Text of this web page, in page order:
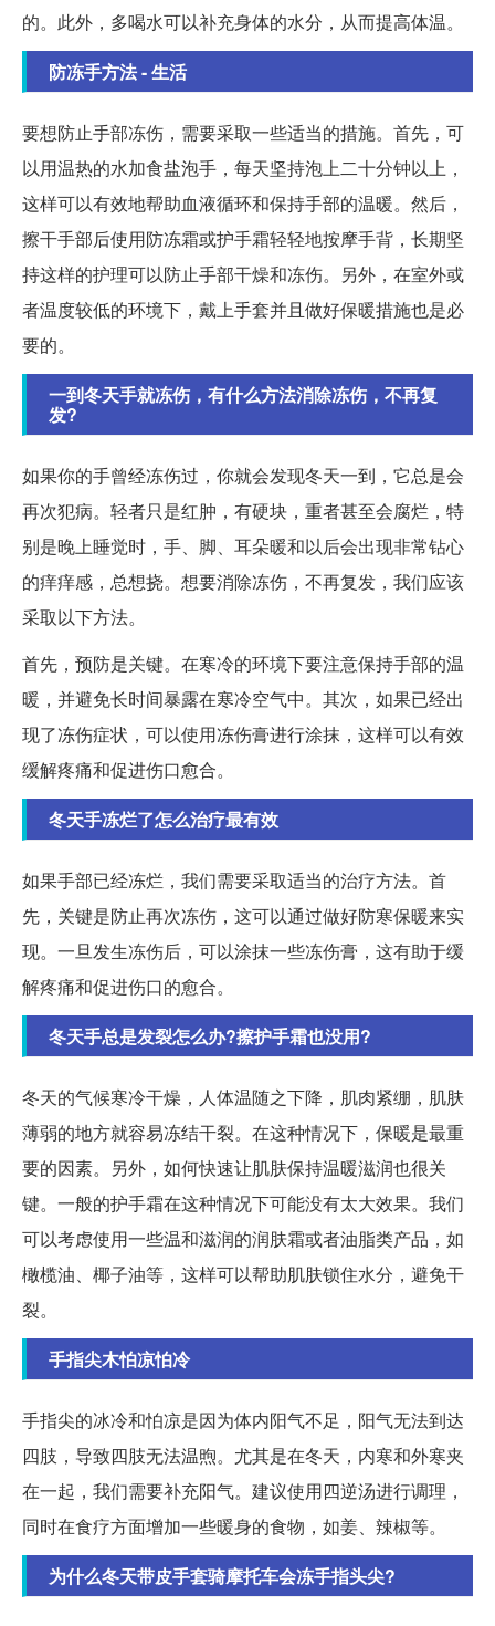
的。此外，多喝水可以补充身体的水分，从而提高体温。
防冻手方法 - 生活
要想防止手部冻伤，需要采取一些适当的措施。首先，可
以用温热的水加食盐泡手，每天坚持泡上二十分钟以上，
这样可以有效地帮助血液循环和保持手部的温暖。然后，
擦干手部后使用防冻霜或护手霜轻轻地按摩手背，长期坚
持这样的护理可以防止手部干燥和冻伤。另外，在室外或
者温度较低的环境下，戴上手套并且做好保暖措施也是必
要的。
一到冬天手就冻伤，有什么方法消除冻伤，不再复
发?
如果你的手曾经冻伤过，你就会发现冬天一到，它总是会
再次犯病。轻者只是红肿，有硬块，重者甚至会腐烂，特
别是晚上睡觉时，手、脚、耳朵暖和以后会出现非常钻心
的痒痒感，总想挠。想要消除冻伤，不再复发，我们应该
采取以下方法。
首先，预防是关键。在寒冷的环境下要注意保持手部的温
暖，并避免长时间暴露在寒冷空气中。其次，如果已经出
现了冻伤症状，可以使用冻伤膏进行涂抹，这样可以有效
缓解疼痛和促进伤口愈合。
冬天手冻烂了怎么治疗最有效
如果手部已经冻烂，我们需要采取适当的治疗方法。首
先，关键是防止再次冻伤，这可以通过做好防寒保暖来实
现。一旦发生冻伤后，可以涂抹一些冻伤膏，这有助于缓
解疼痛和促进伤口的愈合。
冬天手总是发裂怎么办?擦护手霜也没用?
冬天的气候寒冷干燥，人体温随之下降，肌肉紧绷，肌肤
薄弱的地方就容易冻结干裂。在这种情况下，保暖是最重
要的因素。另外，如何快速让肌肤保持温暖滋润也很关
键。一般的护手霜在这种情况下可能没有太大效果。我们
可以考虑使用一些温和滋润的润肤霜或者油脂类产品，如
橄榄油、椰子油等，这样可以帮助肌肤锁住水分，避免干
裂。
手指尖木怕凉怕冷
手指尖的冰冷和怕凉是因为体内阳气不足，阳气无法到达
四肢，导致四肢无法温煦。尤其是在冬天，内寒和外寒夹
在一起，我们需要补充阳气。建议使用四逆汤进行调理，
同时在食疗方面增加一些暖身的食物，如姜、辣椒等。
为什么冬天带皮手套骑摩托车会冻手指头尖?